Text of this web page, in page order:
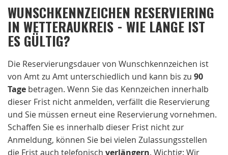
WUNSCHKENNZEICHEN RESERVIERING
IN WETTERAUKREIS - WIE LANGE IST
ES GÜLTIG?
Die Reservierungsdauer von Wunschkennzeichen ist
von Amt zu Amt unterschiedlich und kann bis zu 90
Tage betragen. Wenn Sie das Kennzeichen innerhalb
dieser Frist nicht anmelden, verfällt die Reservierung
und Sie müssen erneut eine Reservierung vornehmen.
Schaffen Sie es innerhalb dieser Frist nicht zur
Anmeldung, können Sie bei vielen Zulassungsstellen
die Frist auch telefonisch verlängern. Wichtig: Wir